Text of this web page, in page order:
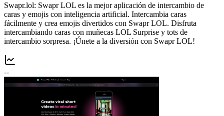
Swapr.lol: Swapr LOL es la mejor aplicación de intercambio de
caras y emojis con inteligencia artificial. Intercambia caras
fácilmente y crea emojis divertidos con Swapr LOL. Disfruta
intercambiando caras con muñecas LOL Surprise y tots de
intercambio sorpresa. ¡Únete a la diversión con Swapr LOL!
--